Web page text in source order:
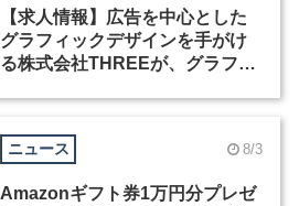
【求人情報】広告を中心とした
グラフィックデザインを手がけ
る株式会社THREEが、グラフィ
ニュース 8/3
Amazonギフト券1万円分プレゼ